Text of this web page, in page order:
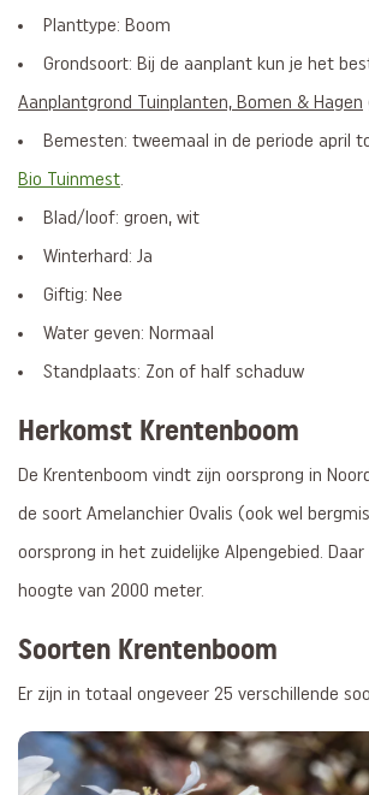
Planttype: Boom
Grondsoort: Bij de aanplant kun je het
Aanplantgrond Tuinplanten, Bomen & Hagen
Bemesten: tweemaal in de periode april
Bio Tuinmest.
Blad/loof: groen, wit
Winterhard: Ja
Giftig: Nee
Water geven: Normaal
Standplaats: Zon of half schaduw
Herkomst Krentenboom
De Krentenboom vindt zijn oorsprong in
de soort Amelanchier Ovalis (ook wel
oorsprong in het zuidelijke Alpengebied.
hoogte van 2000 meter.
Soorten Krentenboom
Er zijn in totaal ongeveer 25 verschillende